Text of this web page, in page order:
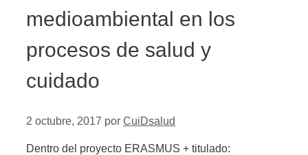
medioambiental en los
procesos de salud y
cuidado
2 octubre, 2017 por CuiDsalud
Dentro del proyecto ERASMUS + titulado: